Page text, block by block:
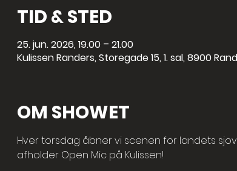
TID & STED
25. jun. 2026, 19.00 – 21.00
Kulissen Randers, Storegade 15, 1. sal, 8900
OM SHOWET
Hver torsdag åbner vi scenen for landets
afholder Open Mic på Kulissen!